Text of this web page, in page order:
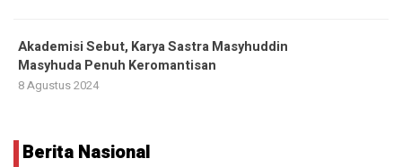
Akademisi Sebut, Karya Sastra Masyhuddin
Masyhuda Penuh Keromantisan
8 Agustus 2024
Berita Nasional